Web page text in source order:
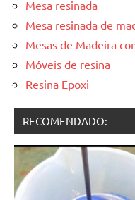
Mesa resinada
Mesa resinada de
Mesas de Madeira
Móveis de resina
Resina Epoxi
RECOMENDADO: